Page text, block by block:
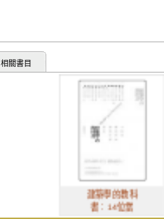
相關書目
建築學的教科
書：14位當